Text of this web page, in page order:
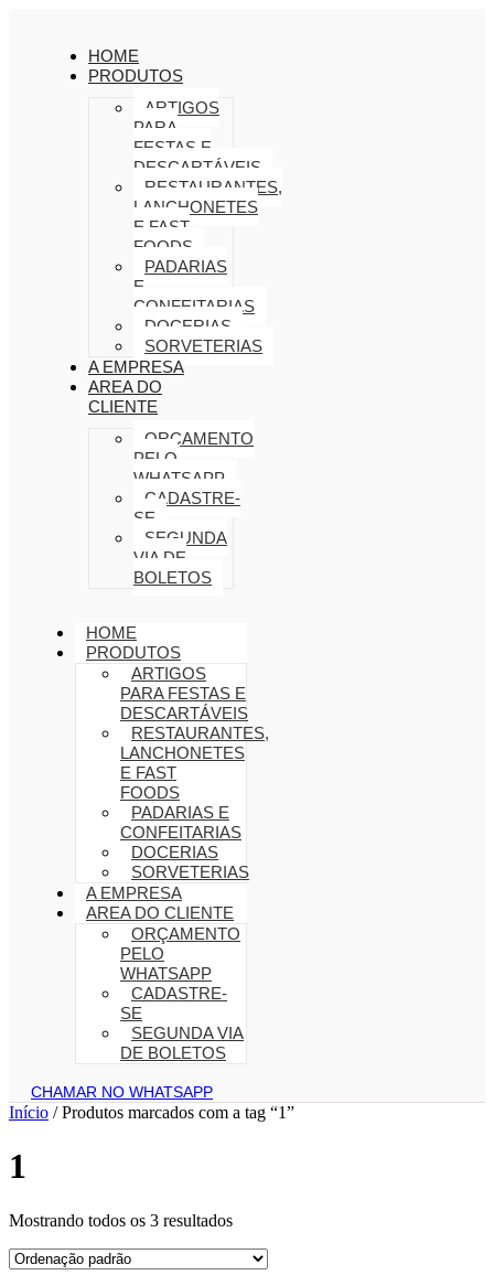
HOME
PRODUTOS
ARTIGOS
PARA
FESTAS E
DESCARTÁVEIS
RESTAURANTES,
LANCHONETES
E FAST
FOODS
PADARIAS
E
CONFEITARIAS
DOCERIAS
SORVETERIAS
A EMPRESA
AREA DO
CLIENTE
ORÇAMENTO
PELO
WHATSAPP
CADASTRE-
SE
SEGUNDA
VIA DE
BOLETOS
HOME
PRODUTOS
ARTIGOS
PARA FESTAS E
DESCARTÁVEIS
RESTAURANTES,
LANCHONETES
E FAST
FOODS
PADARIAS E
CONFEITARIAS
DOCERIAS
SORVETERIAS
A EMPRESA
AREA DO CLIENTE
ORÇAMENTO
PELO
WHATSAPP
CADASTRE-
SE
SEGUNDA VIA
DE BOLETOS
CHAMAR NO WHATSAPP
Início / Produtos marcados com a tag “1”
1
Mostrando todos os 3 resultados